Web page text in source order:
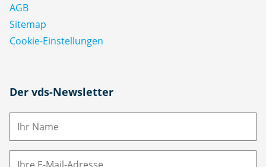
AGB
Sitemap
Cookie-Einstellungen
Der vds-Newsletter
N
M